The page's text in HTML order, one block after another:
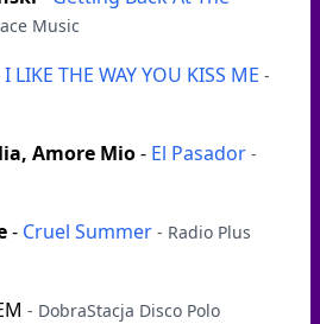
Music
I LIKE THE WAY YOU KISS ME -
Amore Mio- El Pasador -
- Cruel Summer - Radio Plus
- DobraStacja Disco Polo